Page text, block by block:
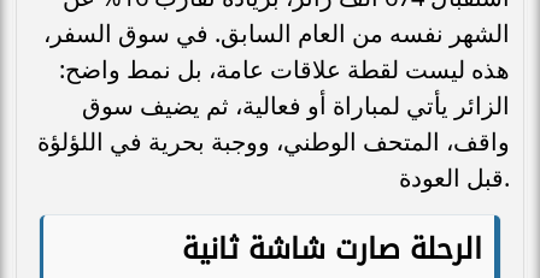
الشهر نفسه من العام السابق. في سوق السفر،
هذه ليست لقطة علاقات عامة، بل نمط واضح:
الزائر يأتي لمباراة أو فعالية، ثم يضيف سوق
واقف، المتحف الوطني، ووجبة بحرية في اللؤلؤة
قبل العودة.
الرحلة صارت شاشة ثانية